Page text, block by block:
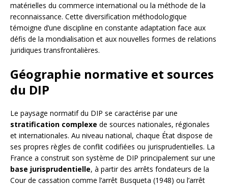
matérielles du commerce international ou la méthode de la
reconnaissance. Cette diversification méthodologique
témoigne d’une discipline en constante adaptation face aux
défis de la mondialisation et aux nouvelles formes de relations
juridiques transfrontalières.
Géographie normative et sources
du DIP
Le paysage normatif du DIP se caractérise par une
stratification complexe de sources nationales, régionales
et internationales. Au niveau national, chaque État dispose de
ses propres règles de conflit codifiées ou jurisprudentielles. La
France a construit son système de DIP principalement sur une
base jurisprudentielle, à partir des arrêts fondateurs de la
Cour de cassation comme l’arrêt Busqueta (1948) ou l’arrêt